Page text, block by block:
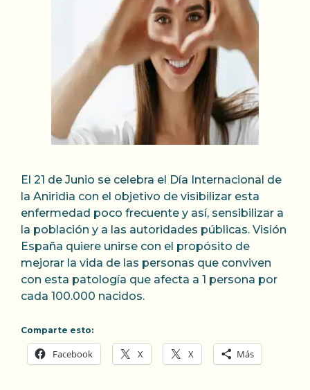
El 21 de Junio se celebra el Día Internacional de
la Aniridia con el objetivo de visibilizar esta
enfermedad poco frecuente y así, sensibilizar a
la población y a las autoridades públicas. Visión
España quiere unirse con el propósito de
mejorar la vida de las personas que conviven
con esta patología que afecta a 1 persona por
cada 100.000 nacidos.
Comparte esto:
Facebook X X Más